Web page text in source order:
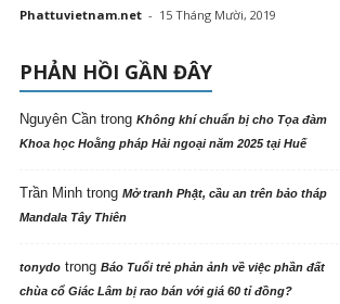
Phattuvietnam.net - 15 Tháng Mười, 2019
PHẢN HỒI GẦN ĐÂY
Nguyên Cầntrong Không khí chuẩn bị cho Tọa đàm
Khoa học Hoằng pháp Hải ngoại năm 2025 tại Huế
Trần Minhtrong Mở tranh Phật, cầu an trên bảo tháp
Mandala Tây Thiên
tonydotrong Báo Tuổi trẻ phản ảnh về việc phần đất
chùa cổ Giác Lâm bị rao bán với giá 60 tỉ đồng?